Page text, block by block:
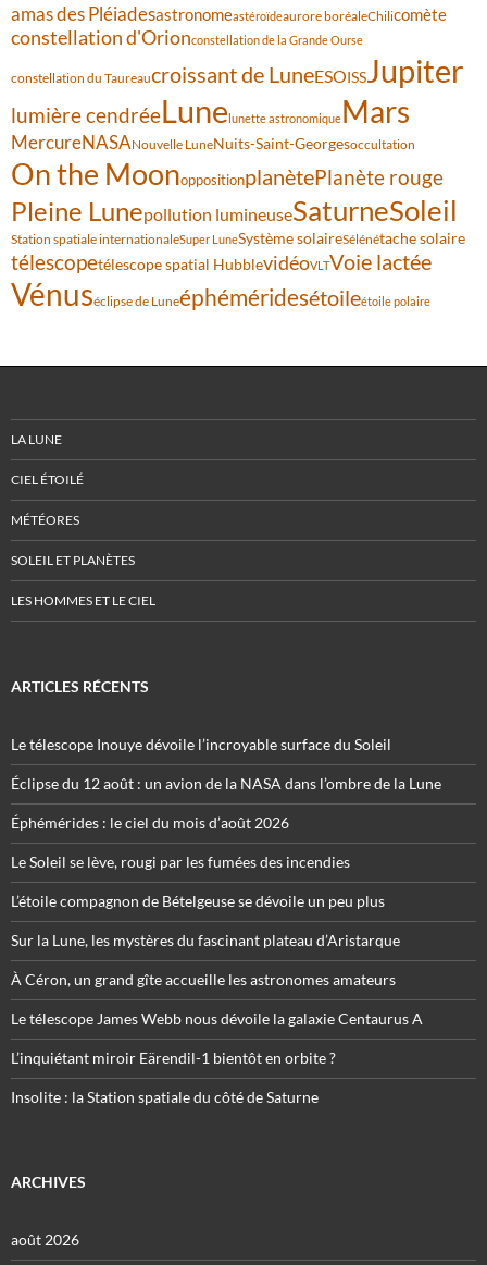
amas des Pléiadesastronomeastéroïdeaurore boréaleChilicomète
constellation d'Orionconstellation de la Grande Ourse
constellation du Taureaucroissant de LuneESOISSJupiter
lumière cendréeLunelunette astronomiqueMars
MercureNASANouvelle LuneNuits-Saint-Georgesoccultation
On the MoonoppositionplanètePlanète rouge
Pleine Lunepollution lumineuseSaturneSoleil
Station spatiale internationaleSuper LuneSystème solaireSélénétache solaire
télescopetélescope spatial HubblevidéoVLTVoie lactée
Vénuséclipse de Luneéphéméridesétoileétoile polaire
LA LUNE
CIEL ÉTOILÉ
MÉTÉORES
SOLEIL ET PLANÈTES
LES HOMMES ET LE CIEL
ARTICLES RÉCENTS
Le télescope Inouye dévoile l’incroyable surface du Soleil
Éclipse du 12 août : un avion de la NASA dans l’ombre de la Lune
Éphémérides : le ciel du mois d’août 2026
Le Soleil se lève, rougi par les fumées des incendies
L’étoile compagnon de Bételgeuse se dévoile un peu plus
Sur la Lune, les mystères du fascinant plateau d’Aristarque
À Céron, un grand gîte accueille les astronomes amateurs
Le télescope James Webb nous dévoile la galaxie Centaurus A
L’inquiétant miroir Eärendil-1 bientôt en orbite ?
Insolite : la Station spatiale du côté de Saturne
ARCHIVES
août 2026